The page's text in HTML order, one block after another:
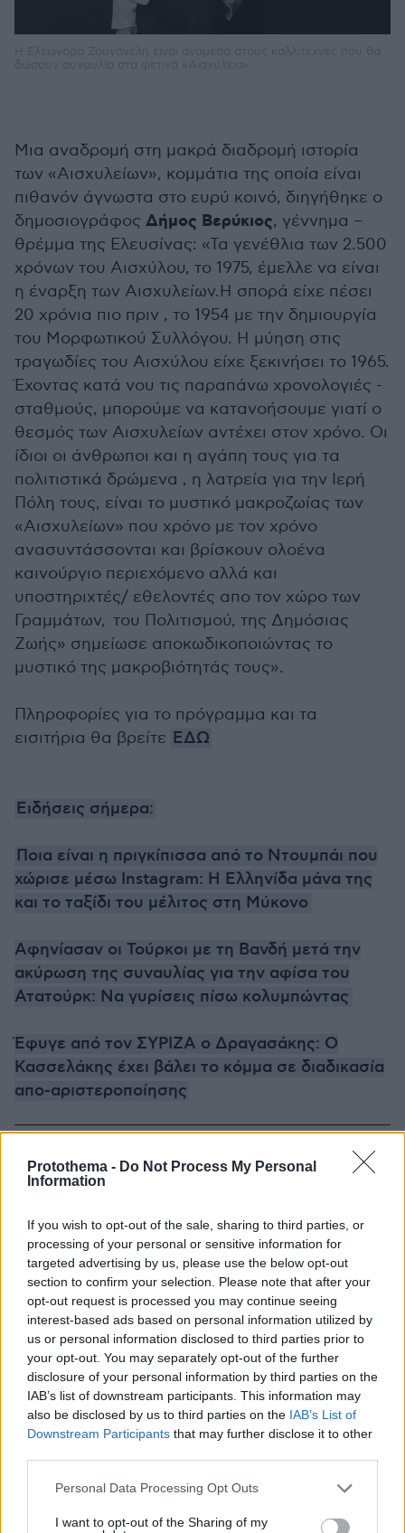
Protothema - Do Not Process My Personal
Information
If you wish to opt-out of the sale, sharing to third parties, or
processing of your personal or sensitive information for
targeted advertising by us, please use the below opt-out
section to confirm your selection. Please note that after your
opt-out request is processed you may continue seeing
interest-based ads based on personal information utilized by
us or personal information disclosed to third parties prior to
your opt-out. You may separately opt-out of the further
disclosure of your personal information by third parties on the
IAB’s list of downstream participants. This information may
also be disclosed by us to third parties on the IAB’s List of
Downstream Participants that may further disclose it to other
Please note that this website/app uses one or more Google
not limited to your visit or usage behaviour. You may click to
Personal Data Processing Opt Outs
I want to opt-out of the Sharing of my
Μια αναδρομή στη μακρά διαδρομή ιστορία
των «Αισχυλείων», κομμάτια της οποία είναι
πιθανόν άγνωστα στο ευρύ κοινό, διηγήθηκε ο
δημοσιογράφος Δήμος Βερύκιος, γέννημα –
θρέμμα της Ελευσίνας: «Τα γενέθλια των 2.500
χρόνων του Αισχύλου, το 1975, έμελλε να είναι
η έναρξη των Αισχυλείων.Η σπορά είχε πέσει
20 χρόνια πιο πριν , το 1954 με την δημιουργία
του Μορφωτικού Συλλόγου. Η μύηση στις
τραγωδίες του Αισχύλου είχε ξεκινήσει το 1965.
Έχοντας κατά νου τις παραπάνω χρονολογιές -
σταθμούς, μπορούμε να κατανοήσουμε γιατί ο
θεσμός των Αισχυλείων αντέχει στον χρόνο. Οι
ίδιοι οι άνθρωποι και η αγάπη τους για τα
πολιτιστικά δρώμενα , η λατρεία για την Ιερή
Πόλη τους, είναι το μυστικό μακροζωίας των
«Αισχυλείων» που χρόνο με τον χρόνο
ανασυντάσσονται και βρίσκουν ολοένα
καινούργιο περιεχόμενο αλλά και
υποστηριχτές/ εθελοντές απο τον χώρο των
Γραμμάτων, του Πολιτισμού, της Δημόσιας
Ζωής» σημείωσε αποκωδικοποιώντας το
μυστικό της μακροβιότητάς τους».
Πληροφορίες για το πρόγραμμα και τα
εισιτήρια θα βρείτε ΕΔΩ
Ειδήσεις σήμερα:
Ποια είναι η πριγκίπισσα από το Ντουμπάι που
χώρισε μέσω Instagram: Η Ελληνίδα μάνα της
και το ταξίδι του μέλιτος στη Μύκονο
Αφηνίασαν οι Τούρκοι με τη Βανδή μετά την
ακύρωση της συναυλίας για την αφίσα του
Ατατούρκ: Να γυρίσεις πίσω κολυμπώντας
Έφυγε από τον ΣΥΡΙΖΑ ο Δραγασάκης: Ο
Κασσελάκης έχει βάλει το κόμμα σε διαδικασία
απο-αριστεροποίησης
Thema Insights
protothema.gr στο Google News
και μάθετε πρώτοι όλες τις ειδήσεις
Ειδήσεις
και τον Κόσμο, τη στιγμή που συμβαίνουν, στο
Protothema.gr